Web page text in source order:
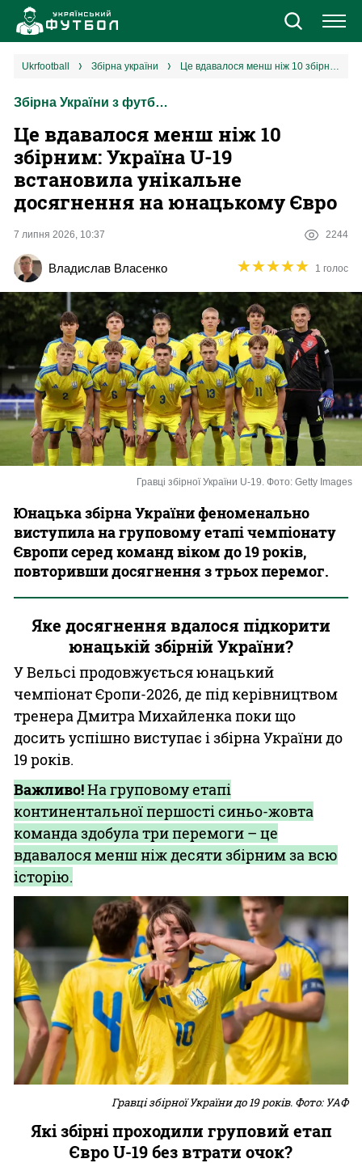
Новини
Збірна
Єврокубки
УПЛ
2 ліга
Різне
Букмекери
Казино
ukrfootball збірна україни Це вдавалося менш ніж 10 збірним: Україна U-19 встановила унікальне досягнення на юнацькому Євро
Збірна України з футболу
Це вдавалося менш ніж 10
збірним: Україна U-19
встановила унікальне
досягнення на юнацькому Євро
7 липня 2026, 10:37 2244
Владислав Власенко ★★★★★
★★★★★ 1 голос
Гравці збірної України U-19. Фото: Getty Images
Юнацька збірна України феноменально
виступила на груповому етапі чемпіонату
Європи серед команд віком до 19 років,
повторивши досягнення з трьох перемог.
Яке досягнення вдалося підкорити
юнацькій збірній України?
У Вельсі продовжується юнацький
чемпіонат Єропи-2026, де під керівництвом
тренера Дмитра Михайленка поки що
досить успішно виступає і збірна України до
19 років.
Важливо!На груповому етапі
континентальної першості синьо-жовта
команда здобула три перемоги – це
вдавалося менш ніж десяти збірним за всю
історію.
Гравці збірної України до 19 років. Фото: УАФ
Які збірні проходили груповий етап
Євро U-19 без втрати очок?